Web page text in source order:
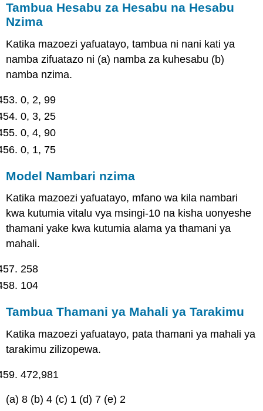
Tambua Hesabu za Hesabu na Hesabu
Nzima
Katika mazoezi yafuatayo, tambua ni nani kati ya
namba zifuatazo ni (a) namba za kuhesabu (b)
namba nzima.
0, 2, 99
0, 3, 25
0, 4, 90
0, 1, 75
Model Nambari nzima
Katika mazoezi yafuatayo, mfano wa kila nambari
kwa kutumia vitalu vya msingi-10 na kisha uonyeshe
thamani yake kwa kutumia alama ya thamani ya
mahali.
258
104
Tambua Thamani ya Mahali ya Tarakimu
Katika mazoezi yafuatayo, pata thamani ya mahali ya
tarakimu zilizopewa.
472,981
(a) 8 (b) 4 (c) 1 (d) 7 (e) 2